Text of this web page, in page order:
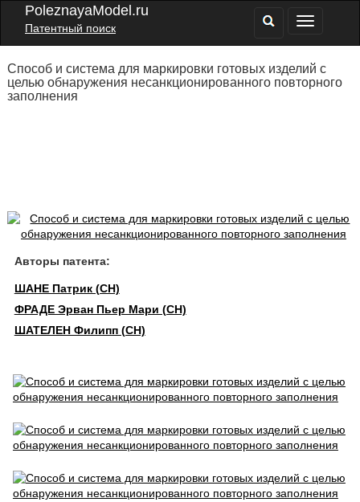
PoleznayaModel.ru
Патентный поиск
Способ и система для маркировки готовых изделий с
целью обнаружения несанкционированного повторного
заполнения
Авторы патента:
ШАНЕ Патрик (CH)
ФРАДЕ Эрван Пьер Мари (CH)
ШАТЕЛЕН Филипп (CH)